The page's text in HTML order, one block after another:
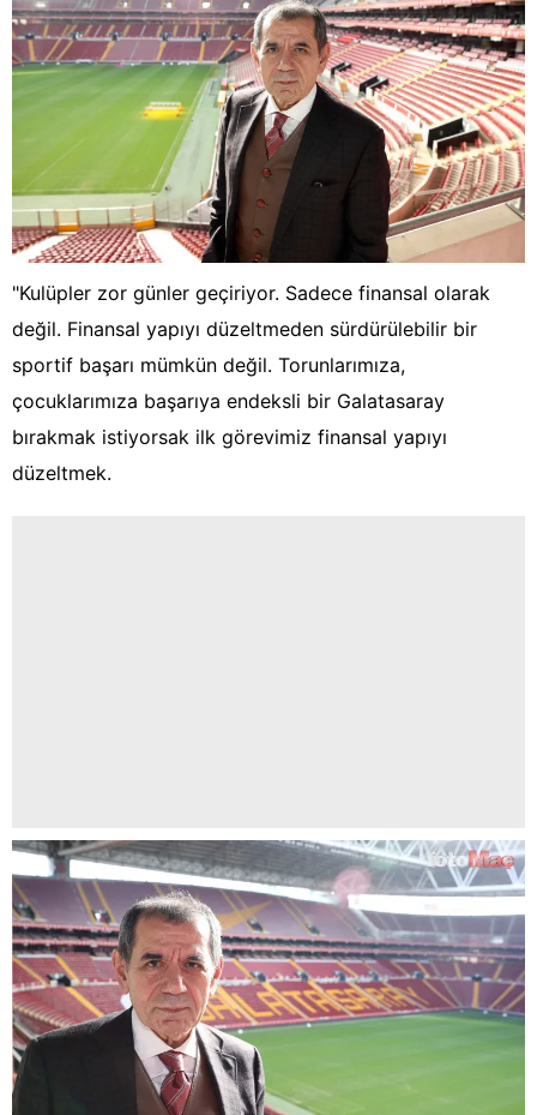
"Kulüpler zor günler geçiriyor. Sadece finansal olarak
değil. Finansal yapıyı düzeltmeden sürdürülebilir bir
sportif başarı mümkün değil. Torunlarımıza,
çocuklarımıza başarıya endeksli bir Galatasaray
bırakmak istiyorsak ilk görevimiz finansal yapıyı
düzeltmek.